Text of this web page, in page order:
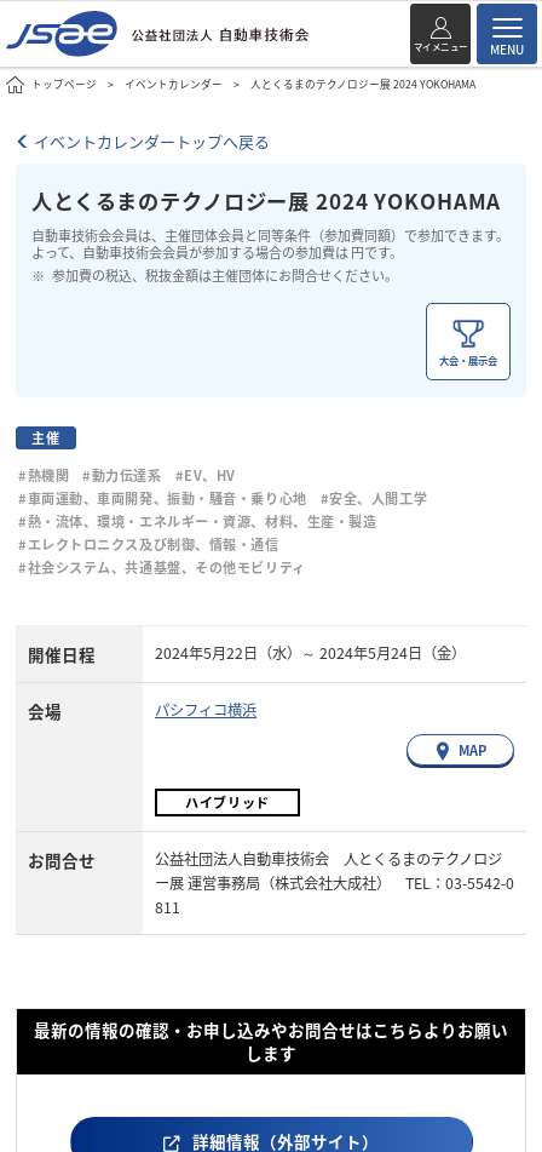
マイメニュー MENU
トップページ イベントカレンダー 人とくるまのテクノロジー展 2024 YOKOHAMA
イベントカレンダートップへ戻る
人とくるまのテクノロジー展 2024 YOKOHAMA
自動車技術会会員は、主催団体会員と同等条件（参加費同額）で参加できます。
よって、自動車技術会会員が参加する場合の参加費は 円です。
参加費の税込、税抜金額は主催団体にお問合せください。
大会・展示会
主催
#熱機関
#動力伝達系
#EV、HV
#車両運動、車両開発、振動・騒音・乗り心地
#安全、人間工学
#熱・流体、環境・エネルギー・資源、材料、生産・製造
#エレクトロニクス及び制御、情報・通信
#社会システム、共通基盤、その他モビリティ
開催日程 2024年5月22日（水）～ 2024年5月24日（金）
会場 パシフィコ横浜
MAP
ハイブリッド
お問合せ
公益社団法人自動車技術会 人とくるまのテクノロジ
ー展 運営事務局（株式会社大成社） TEL：03-5542-0
811
最新の情報の確認・お申し込みやお問合せはこちらよりお願い
します
詳細情報（外部サイト）